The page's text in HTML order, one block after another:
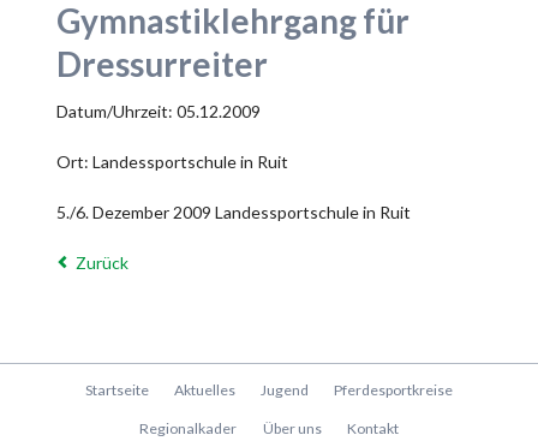
Gymnastiklehrgang für
Dressurreiter
Datum/Uhrzeit: 05.12.2009
Ort: Landessportschule in Ruit
5./6. Dezember 2009 Landessportschule in Ruit
Zurück
Navigation
Startseite Aktuelles Jugend Pferdesportkreise
Regionalkader Über uns Kontakt